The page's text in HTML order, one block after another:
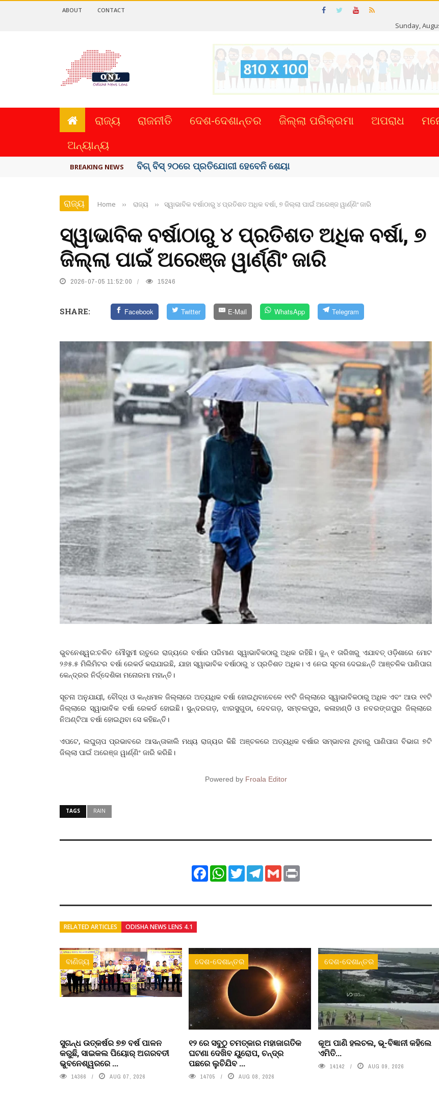
Sunday,
ABOUT CONTACT
ରାଜ୍ୟ ରାଜନୀତି ଦେଶ-ଦେଶାନ୍ତର ଜିଲ୍ଲା ପରିକ୍ରମା ଅପରାଧ
ଅନ୍ୟାନ୍ୟ
BREAKING NEWS ଅମରନାଥ ଯାତ୍ରା ସ୍ଥଗିତ
ରାଜ୍ୟ Home ›› ରାଜ୍ୟ ›› ସ୍ୱାଭାବିକ ବର୍ଷାଠାରୁ ୪ ପ୍ରତିଶତ ଅଧିକ ବର୍ଷା, ୭ ଜିଲ୍ଲା ପାଇଁ ଅରେଞ୍ଜ ୱାର୍ଣ୍ଣିଂ ଜାରି
ସ୍ୱାଭାବିକ ବର୍ଷାଠାରୁ ୪ ପ୍ରତିଶତ ଅଧିକ ବର୍ଷା, ୭
ଜିଲ୍ଲା ପାଇଁ ଅରେଞ୍ଜ ୱାର୍ଣ୍ଣିଂ ଜାରି
2026-07-05 11:52:00 15246
SHARE: Facebook Twitter E-Mail WhatsApp Telegram
ଭୁବନେଶ୍ୱର:ଚଳିତ ମୌସୁମୀ ଋତୁରେ ରାଜ୍ୟରେ ବର୍ଷାର ପରିମାଣ ସ୍ୱାଭାବିକଠାରୁ ଅଧିକ ରହିଛି। ଜୁନ୍‌ ୧ ତାରିଖରୁ ଏଯାବତ୍ ଓଡ଼ିଶାରେ ମୋଟ
୨୬୫.୫ ମିଲିମିଟର ବର୍ଷା ରେକର୍ଡ କରାଯାଇଛି, ଯାହା ସ୍ୱାଭାବିକ ବର୍ଷାଠାରୁ ୪ ପ୍ରତିଶତ ଅଧିକ। ଏ ନେଇ ସୂଚନା ଦେଇଛନ୍ତି ଆଞ୍ଚଳିକ ପାଣିପାଗ
କେନ୍ଦ୍ରର ନିର୍ଦ୍ଦେଶିକା ମନୋରମା ମହାନ୍ତି।
ସୂଚନା ଅନୁଯାୟୀ, ବୌଦ୍ଧ ଓ କନ୍ଧମାଳ ଜିଲ୍ଲାରେ ଅତ୍ୟଧିକ ବର୍ଷା ହୋଇଥିବାବେଳେ ୧୧ଟି ଜିଲ୍ଲାରେ ସ୍ୱାଭାବିକଠାରୁ ଅଧିକ ଏବଂ ଆଉ ୧୧ଟି
ଜିଲ୍ଲାରେ ସ୍ୱାଭାବିକ ବର୍ଷା ରେକର୍ଡ ହୋଇଛି। ସୁନ୍ଦରଗଡ଼, ଝାରସୁଗୁଡା, ଦେବଗଡ଼, ସମ୍ବଲପୁର, କଳାହାଣ୍ଡି ଓ ନବରଙ୍ଗପୁର ଜିଲ୍ଲାରେ
ନିଅଣ୍ଟିଆ ବର୍ଷା ହୋଇଥିବା ସେ କହିଛନ୍ତି।
ଏପଟେ, ଲଘୁଚାପ ପ୍ରଭାବରେ ଆସନ୍ତାକାଲି ମଧ୍ୟ ରାଜ୍ୟର କିଛି ଅଞ୍ଚଳରେ ଅତ୍ୟଧିକ ବର୍ଷାର ସମ୍ଭାବନା ଥିବାରୁ ପାଣିପାଗ ବିଭାଗ ୭ଟି
ଜିଲ୍ଲା ପାଇଁ ଅରେଞ୍ଜ ୱାର୍ଣ୍ଣିଂ ଜାରି କରିଛି।
Powered by Froala Editor
TAGS RAIN
FacebookWhatsApp
TwitterTelegram
Gmail
RELATED ARTICLES ODISHA NEWS LENS 4.1
ବାଣିଜ୍ୟ
ସୁଗନ୍ଧ ଉତ୍କର୍ଷର ୭୭ ବର୍ଷ ପାଳନ
କରୁଛି, ସାଇକଲ ପିୟୋର୍‌ ଅଗରବତୀ
ଭୁବନେଶ୍ୱରରେ ...
14366 AUG 07, 2026
ଦେଶ-ଦେଶାନ୍ତର
୧୨ ରେ ସବୁଠୁ ଚମତ୍କାର ମହାଜାଗତିକ
ଘଟଣା ଦେଖିବ ୟୁରୋପ, ଚନ୍ଦ୍ର
ପଛରେ ଲୁଚିଯିବ ...
14705 AUG 08, 2026
ଦେଶ-ଦେଶାନ୍ତର
କୂଅ ପାଣି ହଲଚଲ, ଭୂ-ବିଜ୍ଞାନୀ କହିଲେ
ଏମିତି...
14142 AUG 09, 2026